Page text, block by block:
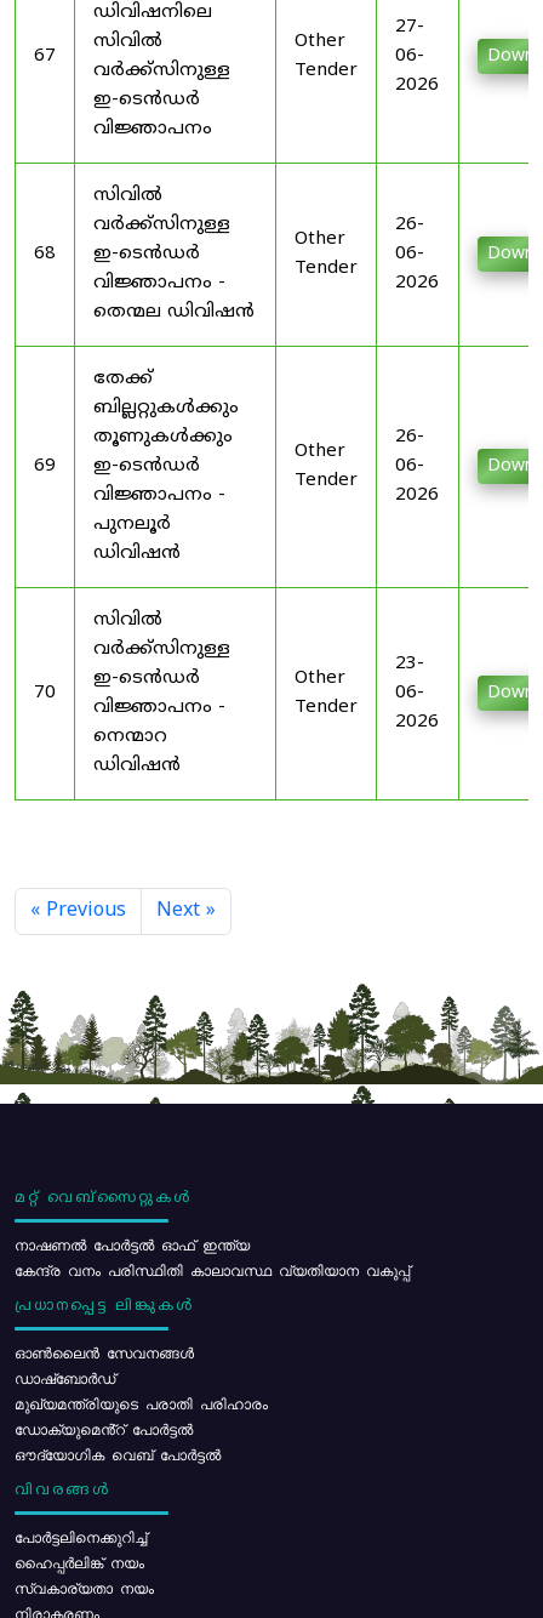
67
ഡിവിഷനിലെ
സിവിൽ
വർക്ക്സിനുള്ള
ഇ-ടെൻഡർ
വിജ്ഞാപനം
Other
Tender
27-
06-
2026
68
സിവിൽ
വർക്ക്സിനുള്ള
ഇ-ടെൻഡർ
വിജ്ഞാപനം -
തെന്മല ഡിവിഷൻ
Other
Tender
26-
06-
2026
69
തേക്ക്
ബില്ലറ്റുകൾക്കും
തൂണുകൾക്കും
ഇ-ടെൻഡർ
വിജ്ഞാപനം -
പുനലൂർ
ഡിവിഷൻ
Other
Tender
26-
06-
2026
70
സിവിൽ
വർക്ക്സിനുള്ള
ഇ-ടെൻഡർ
വിജ്ഞാപനം -
നെന്മാറ
ഡിവിഷൻ
Other
Tender
23-
06-
2026
« Previous Next »
മറ്റ് വെബ്സൈറ്റുകൾ
നാഷണൽ പോർട്ടൽ ഓഫ് ഇന്ത്യ
കേന്ദ്ര വനം പരിസ്ഥിതി കാലാവസ്ഥ വ്യതിയാന വകുപ്പ്
പ്രധാനപ്പെട്ട ലിങ്കുകൾ
ഓൺലൈൻ സേവനങ്ങൾ
ഡാഷ്ബോർഡ്
മുഖ്യമന്ത്രിയുടെ പരാതി പരിഹാരം
ഡോക്യുമെൻ്റ് പോർട്ടൽ
ഔദ്യോഗിക വെബ് പോർട്ടൽ
വിവരങ്ങൾ
പോര്‍ട്ടലിനെക്കുറിച്ച്
ഹൈപ്പർലിങ്ക് നയം
സ്വകാര്യതാ നയം
നിരാകരണം